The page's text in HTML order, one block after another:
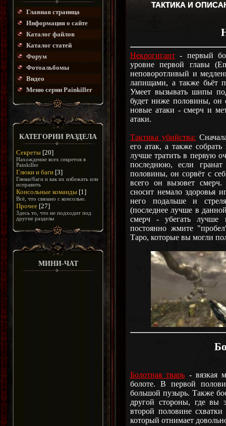
Главная страница
Информация о сайте
Каталог файлов
Каталог статей
Форум
Фотоальбомы
Видео
Меню серии Painkiller
КАТЕГОРИИ РАЗДЕЛА
Секреты [20]
Нахождение всех секретов в
Painkiller
Глюки и баги [3]
Глюки/баги и как их избежать или
исправить
Консольные команды [1]
Всё, что связано с консолью.
Прочее [27]
Здесь то, что не подходит под
другие разделы
МИНИ-ЧАТ
ТАКТИКА И
Некрогигант - первый
уровне первой главы
неповоротливый и
лапищами, а также бьёт
Умеет вызывать шипы
будет ниже половины, он
новые атаки - смерч и
атаки.
Тактика убийства:
его атак, а также
лучше тратить в первую
последнюю, если
половины, он сорвёт с
всего он вызовет
сносит немало здоровья
него подальше и
(последнее лучше в
смерч - убегать лучше
постоянно жмите
Таро, которые вы могли
Болотная тварь - вязкая
болоте. В первой
большой пузырь. Также
другой стороны, где вы
второй половине
который отнимает